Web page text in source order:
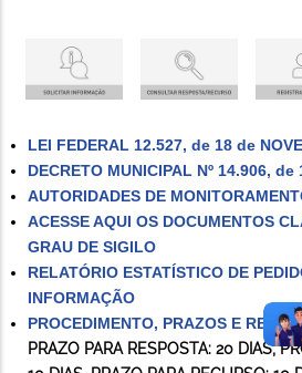
LEI FEDERAL 12.527, de 18 de
DECRETO MUNICIPAL Nº 14.906,
AUTORIDADES DE
ACESSE AQUI OS DOCUMENTOS
GRAU DE SIGILO
RELATÓRIO ESTATÍSTICO DE
INFORMAÇÃO
PROCEDIMENTO, PRAZOS E
PRAZO PARA RESPOSTA: 20 DIAS,